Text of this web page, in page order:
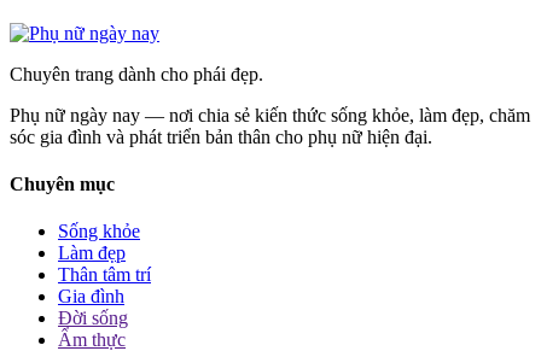
Chuyên trang dành cho phái đẹp.
Phụ nữ ngày nay — nơi chia sẻ kiến thức sống khỏe, làm đẹp, chăm
sóc gia đình và phát triển bản thân cho phụ nữ hiện đại.
Chuyên mục
Sống khỏe
Làm đẹp
Thân tâm trí
Gia đình
Đời sống
Ẩm thực